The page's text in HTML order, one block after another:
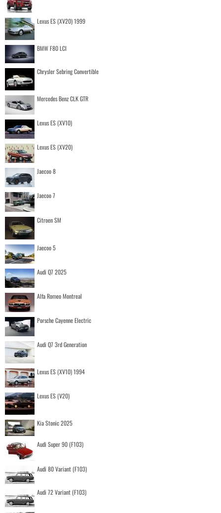
Lexus ES (XV20) 1999
BMW F80 LCI
Chrysler Sebring Convertible
Mercedes Benz CLK GTR
Lexus ES (XV10)
Lexus ES (XV20)
Jaecoo 8
Jaecoo 7
Citroen SM
Jaecoo 5
Audi Q7 2025
Alfa Romeo Montreal
Porsche Cayenne Electric
Audi Q7 3rd Generation
Lexus ES (XV10) 1994
Lexus ES (V20)
Kia Stonic 2025
Audi Super 90 (F103)
Audi 80 Variant (F103)
Audi 72 Variant (F103)